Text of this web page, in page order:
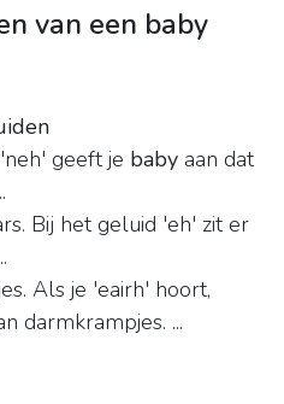
van een baby
geeft je baby aan dat
Bij het geluid 'eh' zit er
Als je 'eairh' hoort,
darmkrampjes. ...